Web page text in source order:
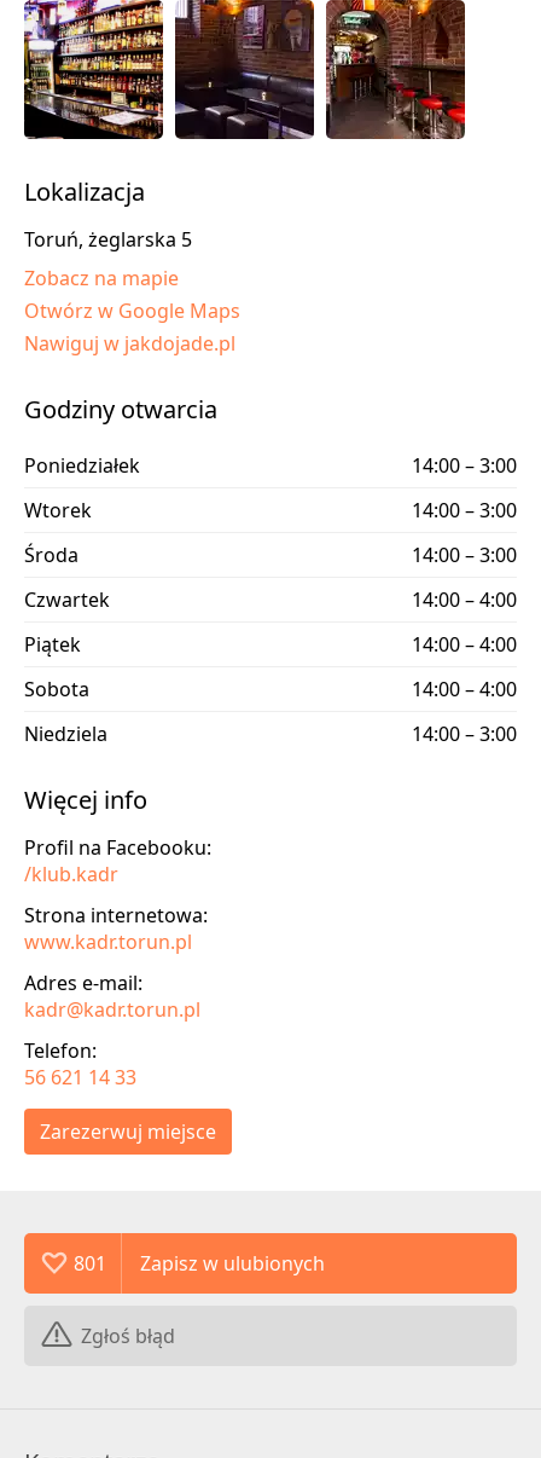
Lokalizacja
Toruń, żeglarska 5
Zobacz na mapie
Otwórz w Google Maps
Nawiguj w jakdojade.pl
Godziny otwarcia
Poniedziałek
14:00 – 3:00
Wtorek
14:00 – 3:00
Środa
14:00 – 3:00
Czwartek
14:00 – 4:00
Piątek
14:00 – 4:00
Sobota
14:00 – 4:00
Niedziela
14:00 – 3:00
Więcej info
Profil na Facebooku:
/klub.kadr
Strona internetowa:
www.kadr.torun.pl
Adres e-mail:
kadr@kadr.torun.pl
Telefon:
56 621 14 33
Zarezerwuj miejsce
801
Zgłoś błąd